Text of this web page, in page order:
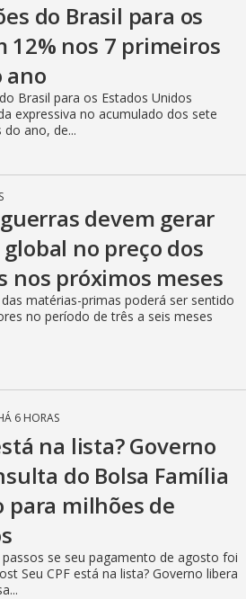
do Brasil para os
12% nos 7 primeiros
ano
Brasil para os Estados Unidos
expressiva no acumulado dos sete
ano, de...
devem gerar
no preço dos
nos próximos meses
matérias-primas poderá ser sentido
no período de três a seis meses
6 HORAS
na lista? Governo
do Bolsa Família
para milhões de
se seu pagamento de agosto foi
Seu CPF está na lista? Governo libera